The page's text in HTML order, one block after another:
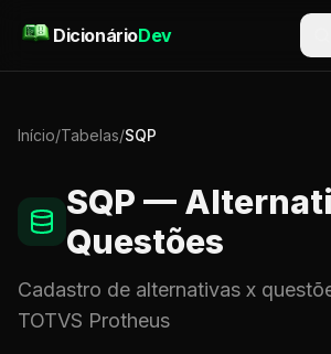
DicionárioDev
Início/Tabelas/SQP
SQP —
Questões
Cadastro de alternativas x
TOTVS Protheus